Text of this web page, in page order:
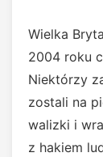
Wielka
2004 roku
Niektórzy
zostali na
walizki i
z hakiem